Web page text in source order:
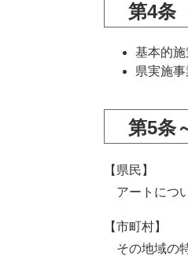
第4条
基本的
県実施
第5条
【県民】
アートにつ
【市町村】
その地域の